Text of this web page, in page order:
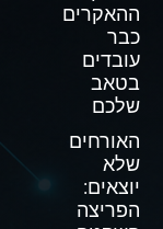
ההאקרים
כבר
עובדים
בטאב
שלכם
האורחים
שלא
יוצאים:
הפריצה